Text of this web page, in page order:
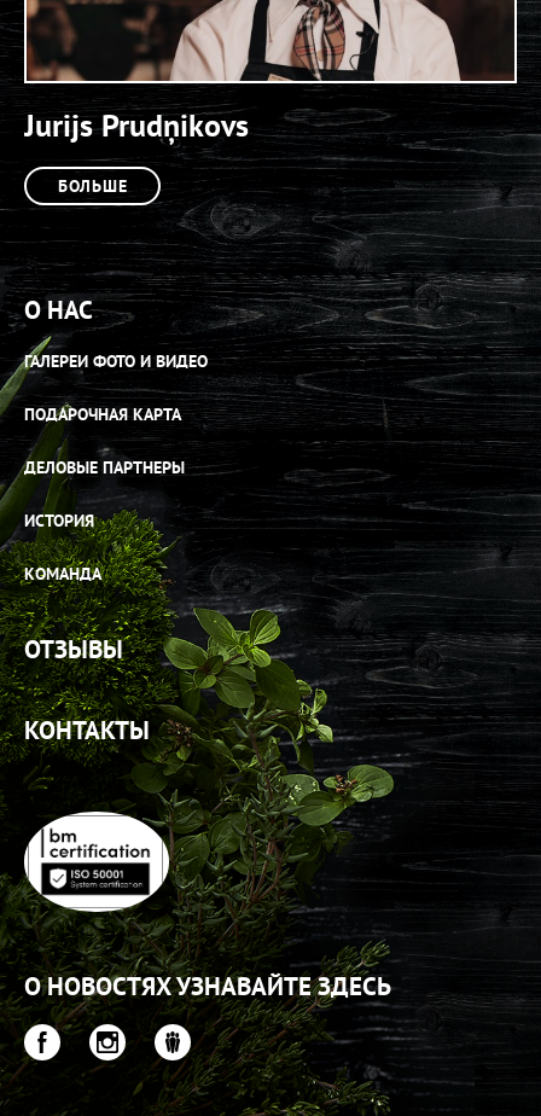
Jurijs Prudņikovs
БОЛЬШЕ
О НАС
ГАЛЕРЕИ ФОТО И ВИДЕО
ПОДАРОЧНАЯ КАРТА
ДЕЛОВЫЕ ПАРТНЕРЫ
ИСТОРИЯ
КОМАНДА
ОТЗЫВЫ
КОНТАКТЫ
О НОВОСТЯХ УЗНАВАЙТЕ ЗДЕСЬ